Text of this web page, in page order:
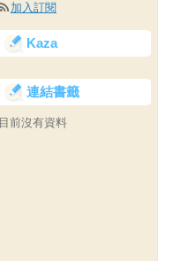
加入訂閱
Kaza
連結書籤
目前沒有資料